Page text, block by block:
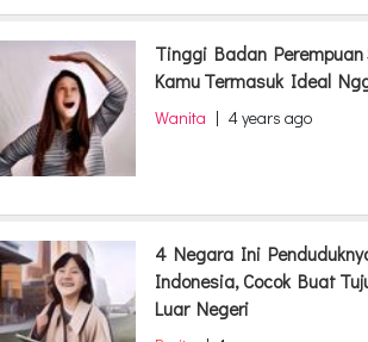
Tinggi Badan Perempuan
Kamu Termasuk Ideal
Wanita | 4 years ago
4 Negara Ini
Indonesia, Cocok Buat
Luar Negeri